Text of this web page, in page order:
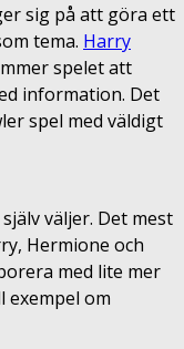
sig på att göra ett
tema. Harry
spelet att
information. Det
spel med väldigt
väljer. Det mest
Hermione och
med lite mer
exempel om